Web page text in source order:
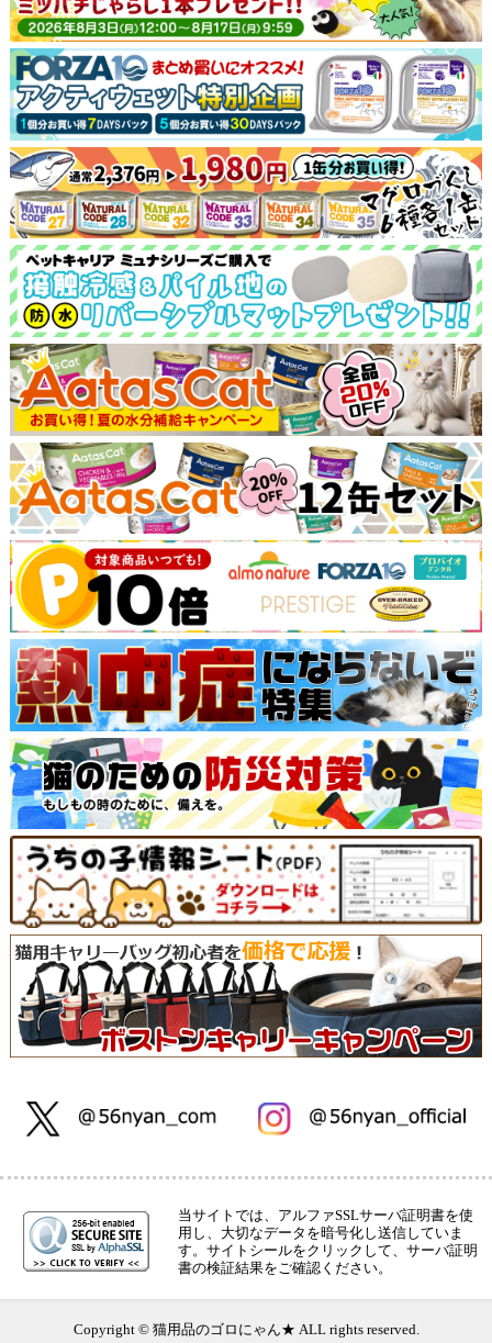
当サイトでは、アルファSSLサーバ証明書を使
用し、大切なデータを暗号化し送信していま
す。サイトシールをクリックして、サーバ証明
書の検証結果をご確認ください。
Copyright © 猫用品のゴロにゃん★ ALL rights reserved.